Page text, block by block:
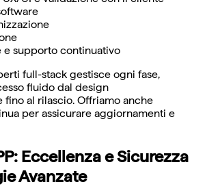
e supporto continuativo
full-stack gestisce ogni fase,
fluido dal design
al rilascio. Offriamo anche
per assicurare aggiornamenti e
Eccellenza e Sicurezza
Avanzate